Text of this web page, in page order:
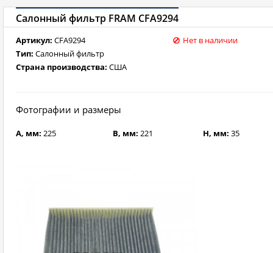
Салонный фильтр FRAM CFA9294
Артикул: CFA9294
Тип: Салонный фильтр
Страна производства: США
Нет в наличии
Фотографии и размеры
A, мм: 225 B, мм: 221 H, мм:35